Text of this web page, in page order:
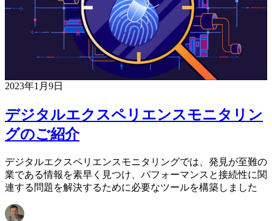
2023年1月9日
デジタルエクスペリエンスモニタリン
グのご紹介
デジタルエクスペリエンスモニタリングでは、発見が至難の
業である情報を素早く見つけ、パフォーマンスと接続性に関
連する問題を解決するために必要なツールを構築しました